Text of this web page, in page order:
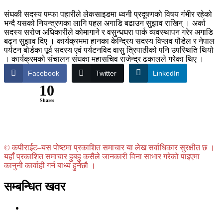
संघकी सदस्य पम्फा पहारीले लेकसाइडमा ध्वनी प्रदूषणको विषय गंभीर रहेको
भन्दै यसको नियन्त्रणका लागि पहल अगाडि बढाउन सुझाव राखिन् । अर्का
सदस्य सरोज अधिकारीले कोमागाने र वसुन्धघरा पार्क व्यवस्थापन गरेर अगाडि
बढ्न सुझाव दिए । कार्यक्रममा हानका केन्द्रिय सदस्य विप्लव पौडेल र नेपाल
पर्यटन बोर्डका पूर्व सदस्य एवं पर्यटनविद वासु त्रिपाठीको पनि उपस्थिति थियो
। कार्यक्रमको संचालन संघका महासचिव राजेन्द्र ढकालले गरेका थिए ।
Facebook Twitter LinkedIn
10
Shares
© कपीराईट–यस पोष्टमा प्रकाशित समाचार या लेख सर्वाधिकार सुरक्षीत छ ।
यहाँ प्रकाशित समाचार हुबहु कसैले जानकारी विना साभार गरेको पाइएमा
कानुनी कार्वाही गर्न बाध्य हुनेछौ ।
सम्बन्धित खवर